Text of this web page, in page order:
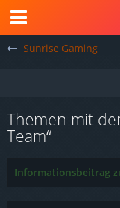
Sunrise Gaming
Themen mit
Team“
Informationsbeitrag